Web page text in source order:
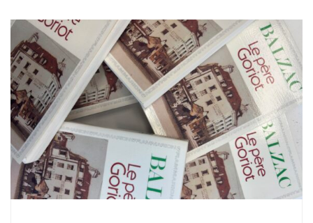
Ados-adultes | Bibliothèque de Boitsfort | 13H30 – 16H Que
votre vie soit encore courte ou déjà longue, comme
beaucoup, vous vous dites peut-être“ les classiques, je les
lirai un […]